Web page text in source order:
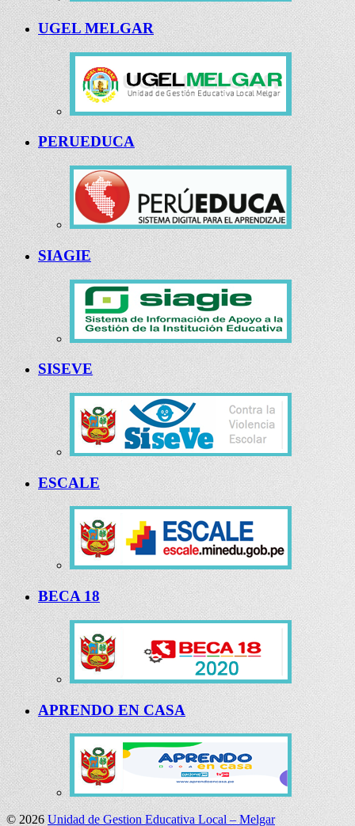
UGEL MELGAR
PERUEDUCA
SIAGIE
SISEVE
ESCALE
BECA 18
APRENDO EN CASA
© 2026Unidad de Gestion Educativa Local – Melgar